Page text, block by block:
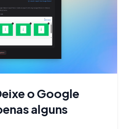
o Google
alguns